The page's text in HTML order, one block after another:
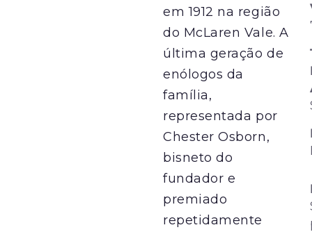
em 1912 na região
do McLaren Vale. A
última geração de
enólogos da
família,
representada por
Chester Osborn,
bisneto do
fundador e
premiado
repetidamente